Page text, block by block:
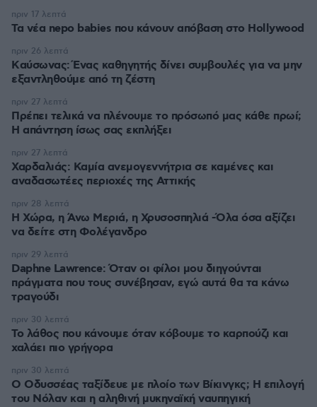
Τα νέα nepo babies που κάνουν απόβαση στο Hollywood
πριν 17 λεπτά
Kαύσωνας: Ένας καθηγητής δίνει συμβουλές για να μην
εξαντληθούμε από τη ζέστη
πριν 26 λεπτά
Πρέπει τελικά να πλένουμε το πρόσωπό μας κάθε πρωί;
Η απάντηση ίσως σας εκπλήξει
πριν 27 λεπτά
Χαρδαλιάς: Καμία ανεμογεννήτρια σε καμένες και
αναδασωτέες περιοχές της Αττικής
πριν 27 λεπτά
Η Χώρα, η Άνω Μεριά, η Χρυσοσπηλιά -Όλα όσα αξίζει
να δείτε στη Φολέγανδρο
πριν 28 λεπτά
Daphne Lawrence: Όταν οι φίλοι μου διηγούνται
πράγματα που τους συνέβησαν, εγώ αυτά θα τα κάνω
τραγούδι
πριν 29 λεπτά
Το λάθος που κάνουμε όταν κόβουμε το καρπούζι και
χαλάει πιο γρήγορα
πριν 30 λεπτά
Ο Οδυσσέας ταξίδευε με πλοίο των Βίκινγκς; Η επιλογή
του Νόλαν και η αληθινή μυκηναϊκή ναυπηγική
πριν 30 λεπτά